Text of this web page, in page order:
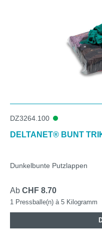
DZ3264.100
DELTANET® BUNT
Dunkelbunte Putzlappen
Ab CHF 8.70
1 Pressballe(n) à 5 Kilogramm